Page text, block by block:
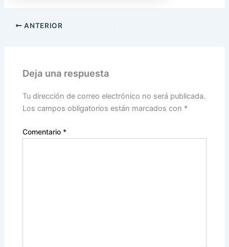
ANTERIOR
Deja una respuesta
Tu dirección de correo electrónico no será publicada.
Los campos obligatorios están marcados con *
Comentario *